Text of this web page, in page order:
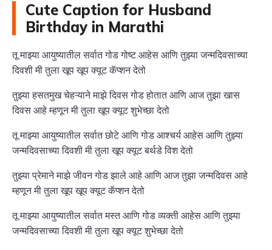
Cute Caption for Husband
Birthday in Marathi
तू माझ्या आयुष्यातील सर्वात गोड गोष्ट आहेस आणि तुझ्या जन्मदिवसाच्या
दिवशी मी तुला खूप खूप क्यूट कॅप्शन देतो
तुझ्या हसतमुख चेहऱ्याने माझे दिवस गोड होतात आणि आज तुझा खास
दिवस आहे म्हणून मी तुला खूप क्यूट शुभेच्छा देतो
तू माझ्या आयुष्यातील सर्वात छोटे आणि गोड आश्चर्य आहेस आणि तुझ्या
जन्मदिवसाच्या दिवशी मी तुला खूप क्यूट बर्थडे विश देतो
तुझ्या प्रेमाने माझे जीवन गोड झाले आहे आणि आज तुझा जन्मदिवस आहे
म्हणून मी तुला खूप खूप क्यूट कॅप्शन देतो
तू माझ्या आयुष्यातील सर्वात मस्त आणि गोड व्यक्ती आहेस आणि तुझ्या
जन्मदिवसाच्या दिवशी मी तुला खूप क्यूट शुभेच्छा देतो